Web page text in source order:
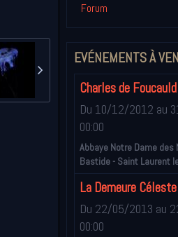
Forum
EVÉNEMENTS À
Charles de Foucauld
Du 10/12/2012 au
00:00
Abbaye Notre Dame des
Bastide - Saint Laurent
La Demeure Céleste
Du 22/05/2013 au
00:00